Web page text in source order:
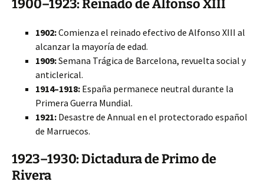
1900–1923: Reinado de Alfonso XIII
1902:Comienza el reinado efectivo de Alfonso XIII al
alcanzar la mayoría de edad.
1909:Semana Trágica de Barcelona, revuelta social y
anticlerical.
1914–1918: España permanece neutral durante la
Primera Guerra Mundial.
1921: Desastre de Annual en el protectorado español
de Marruecos.
1923–1930: Dictadura de Primo de
Rivera